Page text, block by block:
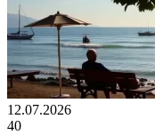
12.07.2026
40